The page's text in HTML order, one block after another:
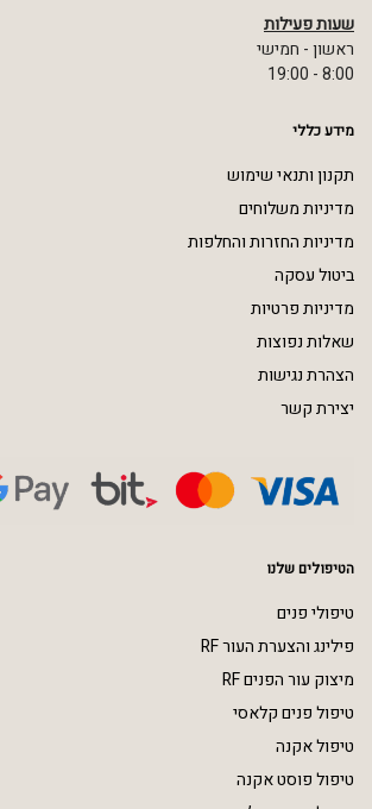
שעות פעילות
ראשון - חמישי
8:00 - 19:00
מידע כללי
תקנון ותנאי שימוש
מדיניות משלוחים
מדיניות החזרות והחלפות
ביטול עסקה
מדיניות פרטיות
שאלות נפוצות
הצהרת נגישות
יצירת קשר
הטיפולים שלנו
טיפולי פנים
פילינג והצערת העור RF
מיצוק עור הפנים RF
טיפול פנים קלאסי
טיפול אקנה
טיפול פוסט אקנה